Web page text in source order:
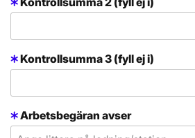
Kontrollsumma 3 (fyll ej i)
Arbetsbegäran avser